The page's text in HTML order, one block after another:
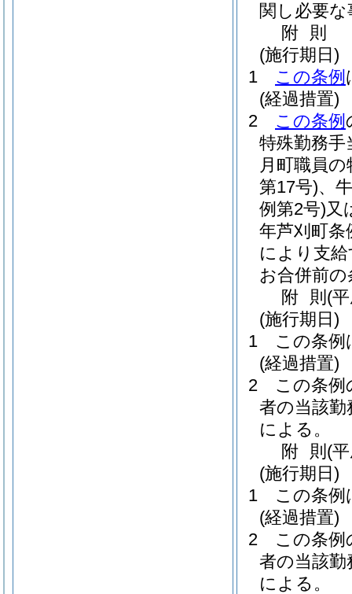
関し必要
附 則
(施行期日)
1
この条例
(経過措置)
2
この条例
特殊勤務
月町職員
第17号)、
例第2号)又
年芦刈町条
により支
お合併前
附 則 (
(施行期日)
1
この条例
(経過措置)
2
この条
者の当該
による。
附 則 (
(施行期日)
1
この条例
(経過措置)
2
この条
者の当該
による。